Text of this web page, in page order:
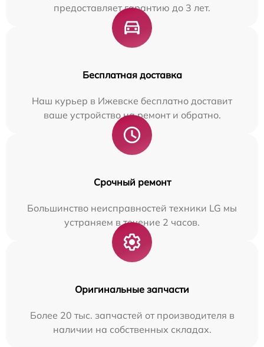
предоставляет гарантию до 3 лет.
Бесплатная доставка
Наш курьер в Ижевске бесплатно доставит
ваше устройство на ремонт и обратно.
Срочный ремонт
Большинство неисправностей техники LG мы
устраняем в течение 2 часов.
Оригинальные запчасти
Более 20 тыс. запчастей от производителя в
наличии на собственных складах.